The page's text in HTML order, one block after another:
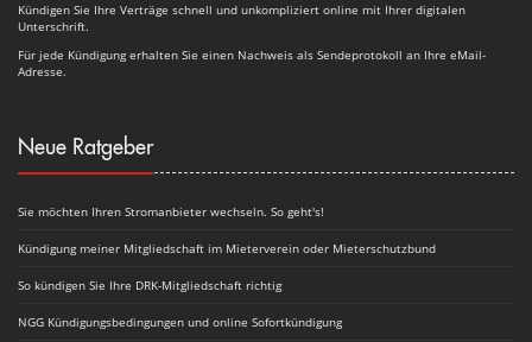
Kündigen Sie Ihre Verträge schnell und unkompliziert online mit Ihrer digitalen
Unterschrift.
Für jede Kündigung erhalten Sie einen Nachweis als Sendeprotokoll an Ihre eMail-
Adresse.
Neue Ratgeber
Sie möchten Ihren Stromanbieter wechseln. So geht's!
Kündigung meiner Mitgliedschaft im Mieterverein oder Mieterschutzbund
So kündigen Sie Ihre DRK-Mitgliedschaft richtig
NGG Kündigungsbedingungen und online Sofortkündigung